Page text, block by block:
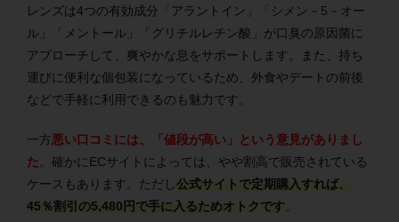
レンズは4つの有効成分「
アラントイン
シメン－5－オー
ル
メントール グリチルレチン酸 」が口臭の原因菌に
アプローチして、爽やかな息をサポートします。また、持ち
運びに便利な個包装になっているため、外食やデートの前後
などで手軽に利用できるのも魅力です。
一方悪い口コミには、「値段が高い」という意見がありまし
た 。確かにECサイトによっては、やや割高で販売されている
ケースもあります。ただし公式サイトで定期購入すれば、
45％割引の5,480円で手に入るためオトクです